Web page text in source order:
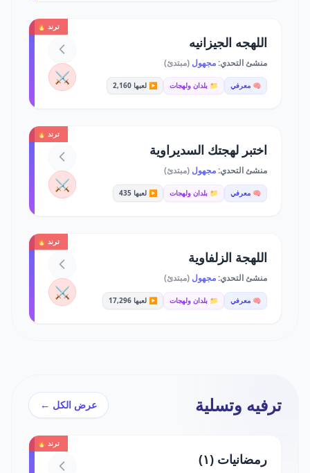
ترند 🔥
اللهجه الجيزانيه
منشئ التحدي:مجهول (مبتدئ)
🧠 معرفي 📁 بلدان ولهجات ▶️ لعبها 2,160 ⚔️
ترند 🔥
اختبر لهجتك السديراوية
منشئ التحدي:مجهول (مبتدئ)
🧠 معرفي 📁 بلدان ولهجات ▶️ لعبها 435 ⚔️
ترند 🔥
اللهجة الزلفاوية
منشئ التحدي:مجهول (مبتدئ)
🧠 معرفي 📁 بلدان ولهجات ▶️ لعبها 17,296 ⚔️
ترفيه وتسلية عرض الكل ←
ترند 🔥
رمضانيات (١)